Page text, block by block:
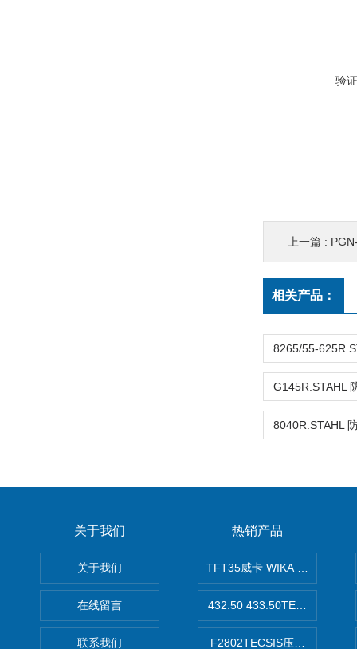
验
上一篇 : PGN-
相关产品：
关于我们
关于我们
在线留言
联系我们
热销产品
TFT35威卡 WIKA Tecsis 温
432.50 433.50TECSIS压力表
F2802TECSIS压力传感器